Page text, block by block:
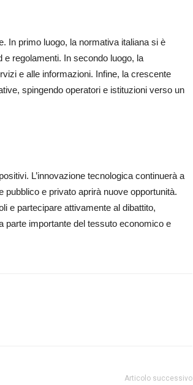
In primo luogo, la normativa italiana si è
e regolamenti. In secondo luogo, la
e alle informazioni. Infine, la crescente
spingendo operatori e istituzioni verso un
L’innovazione tecnologica continuerà a
e privato aprirà nuove opportunità.
e partecipare attivamente al dibattito,
parte importante del tessuto economico e
Articolo successivo